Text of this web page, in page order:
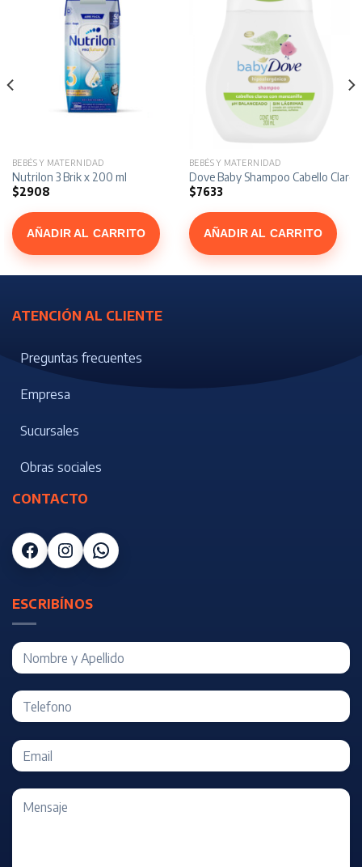
BEBÉS Y MATERNIDAD
Nutrilon 3 Brik x 200 ml
$2908
AÑADIR AL CARRITO
BEBÉS Y MATERNIDAD
Dove Baby Shampoo Cabello Claro
$7633
AÑADIR AL CARRITO
ATENCIÓN AL CLIENTE
Preguntas frecuentes
Empresa
Sucursales
Obras sociales
CONTACTO
Facebook
Instagram
WhatsApp
ESCRIBÍNOS